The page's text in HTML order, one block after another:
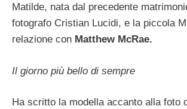
Matilde, nata dal precedente
fotografo Cristian Lucidi, e la piccola
relazione con Matthew McRae.
Il giorno più bello di sempre
Ha scritto la modella accanto alla foto